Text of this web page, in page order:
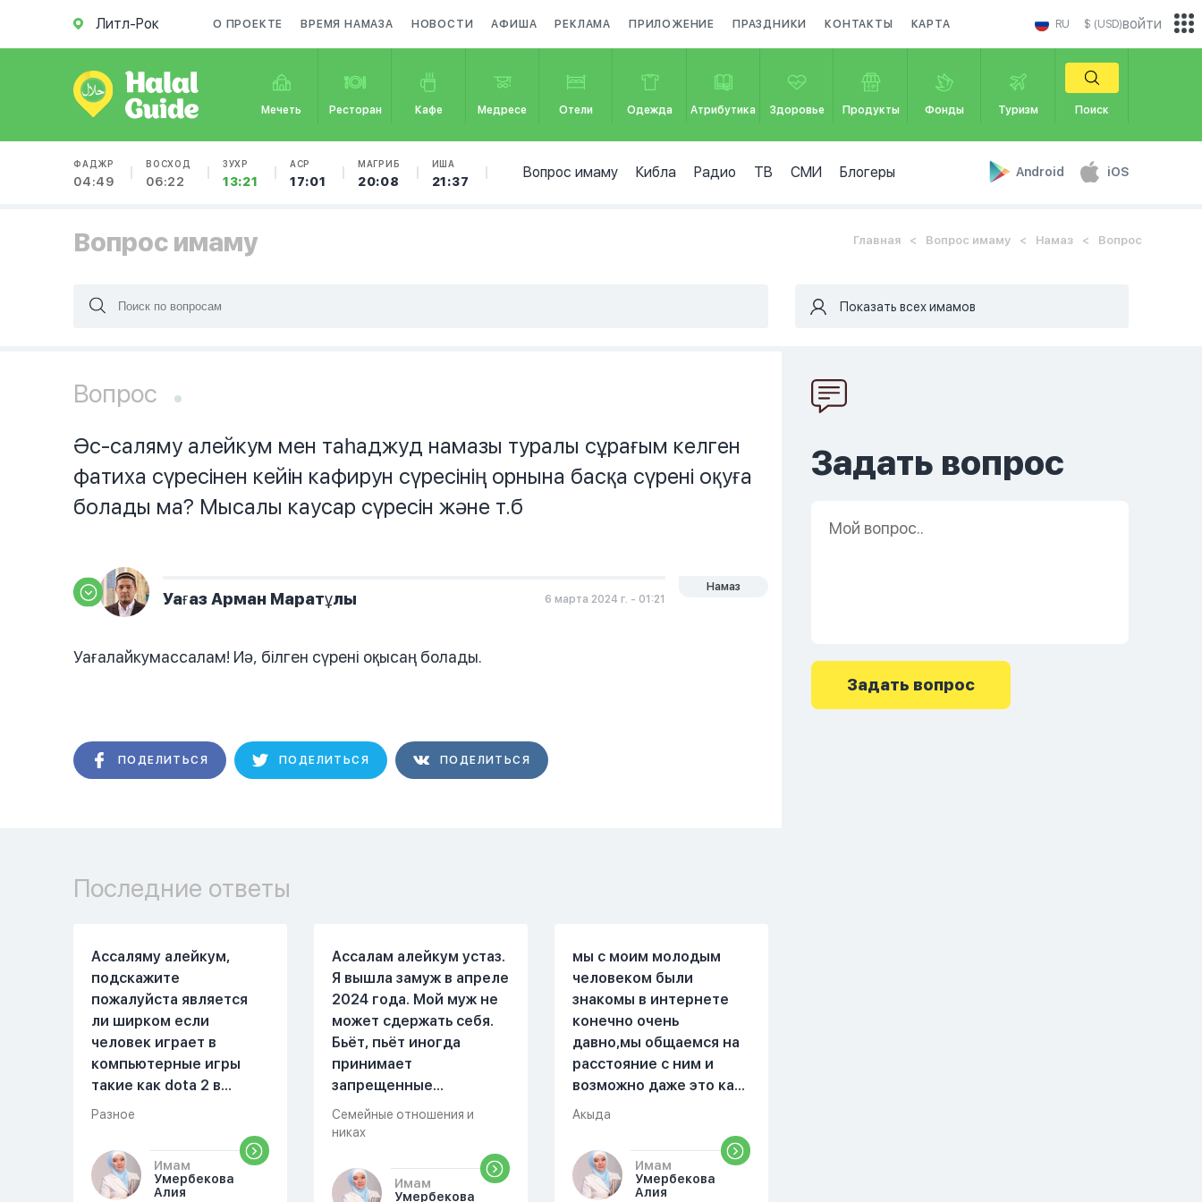
Литл-Рок О ПРОЕКТЕ ВРЕМЯ НАМАЗА НОВОСТИ АФИША РЕКЛАМА ПРИЛОЖЕНИЕ ПРАЗДНИКИ КОНТАКТЫ КАРТА RU $ (USD)
Мечеть Ресторан Кафе Медресе Отели Одежда Атрибутика Здоровье Продукты Фонды Туризм Поиск
ФАДЖР
04:49
ВОСХОД
06:22
ЗУХР
13:21
АСР
17:01
МАГРИБ
20:08
ИША
21:37
Вопрос имаму Кибла Радио ТВ СМИ Блогеры Android iOS
войти
Вопрос имаму Главная Вопрос имаму Намаз Вопрос
Показать всех имамов
Вопрос
Әс-саляму алейкум мен таһаджуд намазы туралы сұрағым келген
фатиха сүресінен кейін кафирун сүресінің орнына басқа сүрені оқуға
болады ма? Мысалы каусар сүресін және т.б
Уағаз Арман Маратұлы 6 марта 2024 г. - 01:21
Намаз
Уағалайкумассалам! Иә, білген сүрені оқысаң болады.
ПОДЕЛИТЬСЯ ПОДЕЛИТЬСЯ ПОДЕЛИТЬСЯ
Задать вопрос
Последние ответы
Ассаляму алейкум,
подскажите
пожалуйста является
ли ширком если
человек играет в
компьютерные игры
такие как dota 2 в
которых присутствует
идолопоклонство,
такие надписи как
«богоподобие»,
Разное
Имам
Умербекова
Алия
Ассалам алейкум устаз.
Я вышла замуж в апреле
2024 года. Мой муж не
может сдержать себя.
Бьёт, пьёт иногда
принимает
запрещенные
вещества. Он стал
избивать меня уже на
совместной жизни.
Причины были разные."
Семейные отношения и
никах
Имам
Умербекова
мы с моим молодым
человеком были
знакомы в интернете
конечно очень
давно,мы общаемся на
расстояние с ним и
возможно даже это как
то помешало,знаю о 17
прочитать два раза
истихар намаз,первый
раз я прочитала до
Акыда
Имам
Умербекова
Алия